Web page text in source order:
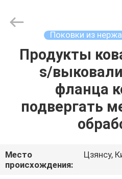
ДОМ
ПРОДУКТЫ
РОЛИКИ
О
НАС
Flange
Поковки из
Продукты
s/
фланца
подвергать
Место
происхождения:
Цзянсу,